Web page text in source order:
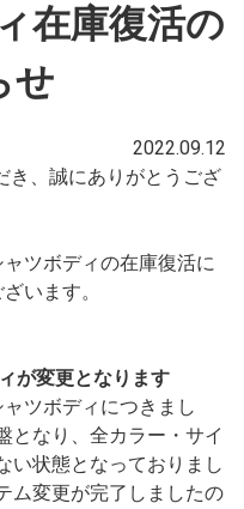
在庫復活の
せ
2022.09.12
き、誠にありがとうござ
ャツボディの在庫復活に
います。
が変更となります
ャツボディにつきまし
となり、全カラー・サイ
い状態となっておりまし
ム変更が完了しましたの